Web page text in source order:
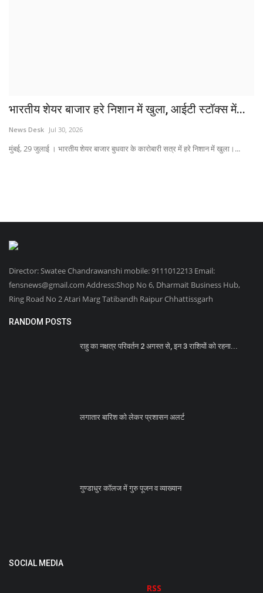
भारतीय शेयर बाजार हरे निशान में खुला, आईटी स्टॉक्स में...
News Desk Jul 30, 2026
मुंबई, 29 जुलाई । भारतीय शेयर बाजार बुधवार के कारोबारी सत्र में हरे निशान में खुला।...
Director: Swatee Chandrawanshi mobile: 9111012213 Email:
fensnews@gmail.com Address:Shop No 6, Dharmait Business Hub,
Ring Road No 2 Atari Marg Tatibandh Raipur Chhattissgarh
RANDOM POSTS
राहु का नक्षत्र परिवर्तन 2 अगस्त से, इन 3 राशियों को रहना...
लगातार बारिश को लेकर प्रशासन अलर्ट
गुण्डाधुर कॉलज में गुरु पूजन व व्याख्यान
SOCIAL MEDIA
RSS